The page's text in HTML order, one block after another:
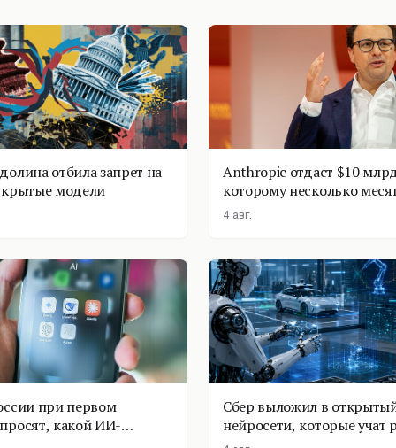
отбила запрет на
модели
Anthropic отдаст $10
которому несколько
4 авг.
при первом
какой ИИ-
Сбер выложил в
нейросети, которые учат
физике